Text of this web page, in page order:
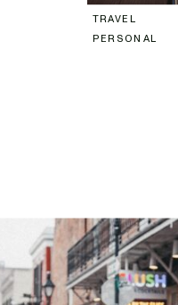
TRAVEL
PERSONAL